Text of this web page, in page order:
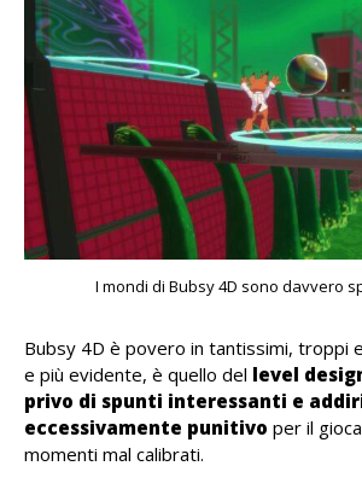
I mondi di Bubsy 4D sono davvero
Bubsy 4D è povero in tantissimi, troppi
e più evidente, è quello del level
privo di spunti interessanti e
eccessivamente punitivo per il
momenti mal calibrati.